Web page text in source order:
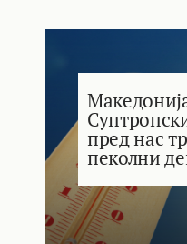
пред нас
пеколни